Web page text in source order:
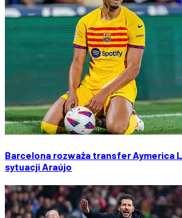
Barcelona rozważa transfer Aymerica
sytuacji Araújo